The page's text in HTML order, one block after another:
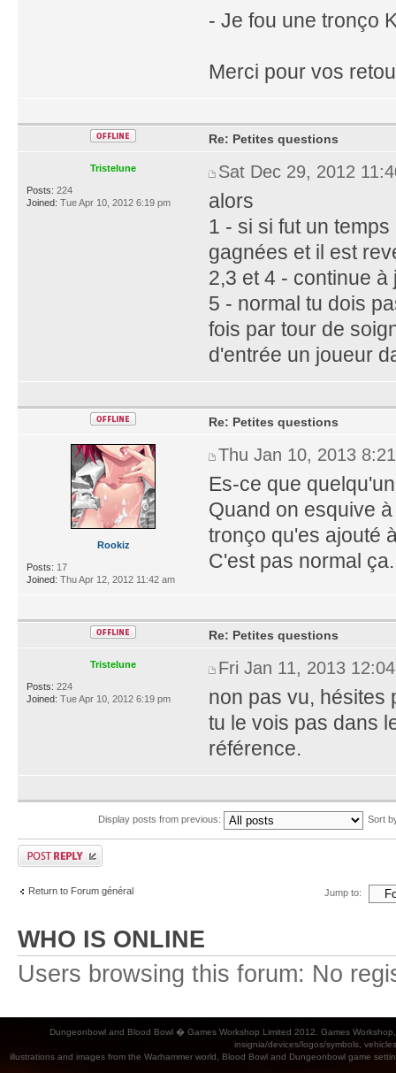
- Je fou une tronço
Merci pour vos
Tristelune
Posts: 224
Joined: Tue Apr 10, 2012 6:19 pm
Re: Petites questions
Sat Dec 29, 2012
alors
1 - si si fut un
gagnées et il est
2,3 et 4 - continue
5 - normal tu dois
fois par tour de
d'entrée un joueur
Rookiz
Posts: 17
Joined: Thu Apr 12, 2012 11:42 am
Re: Petites questions
Thu Jan 10, 2013
Es-ce que
Quand on esquive
tronço qu'es ajouté
C'est pas normal ça.
Tristelune
Posts: 224
Joined: Tue Apr 10, 2012 6:19 pm
Re: Petites questions
Fri Jan 11, 2013
non pas vu, hésites
tu le vois pas dans
référence.
Display posts from previous: Sort
Return to Forum général Jump to:
WHO IS ONLINE
Users browsing this forum: No
Dungeonbowl and Blood Bowl � Games Workshop Limited 2012. Games
insignia/devices/logos/symbols,
illustrations and images from the Warhammer world, Blood Bowl and Dungeonbowl game